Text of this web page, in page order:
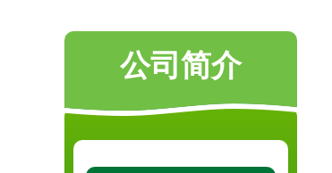
公司简介